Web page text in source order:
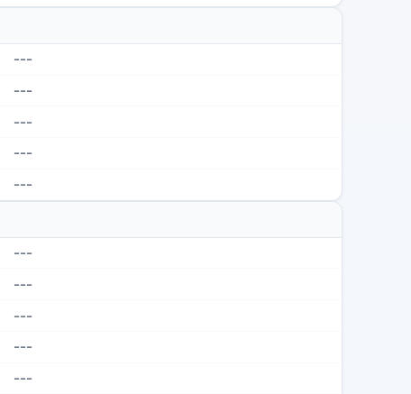
---
---
---
---
---
---
---
---
---
---